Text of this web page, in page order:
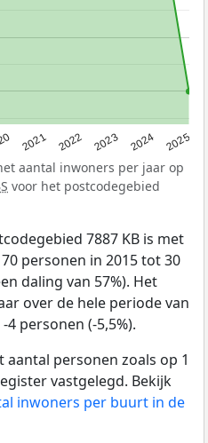
2021 2022 2023 2024 2025
aantal inwoners per jaar op
voor het postcodegebied
7887 KB is met
personen in 2015 tot 30
daling van 57%). Het
over de hele periode van
personen (-5,5%).
personen zoals op 1
vastgelegd. Bekijk
inwoners per buurt in de